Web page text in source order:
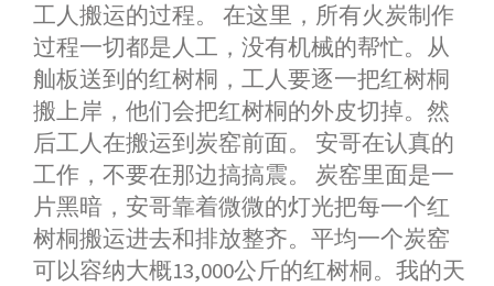
工人搬运的过程。 在这里，所有火炭制作
过程一切都是人工，没有机械的帮忙。从
舢板送到的红树桐，工人要逐一把红树桐
搬上岸，他们会把红树桐的外皮切掉。然
后工人在搬运到炭窑前面。 安哥在认真的
工作，不要在那边搞搞震。 炭窑里面是一
片黑暗，安哥靠着微微的灯光把每一个红
树桐搬运进去和排放整齐。平均一个炭窑
可以容纳大概13,000公斤的红树桐。我的天